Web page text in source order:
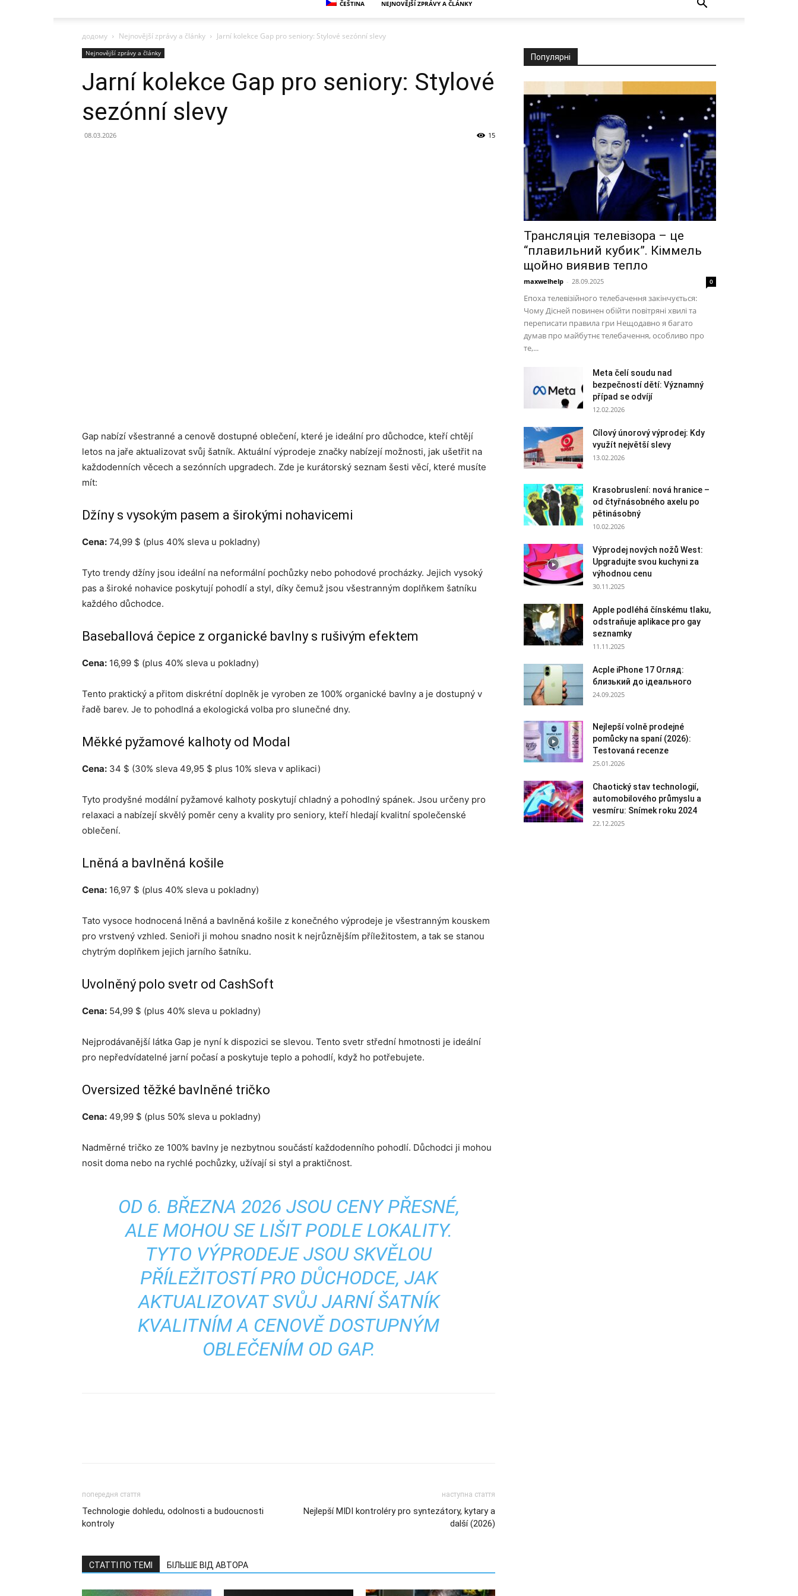
ČEŠTINA NEJNOVĚJŠÍ ZPRÁVY A ČLÁNKY
додому Nejnovější zprávy a články Jarní kolekce Gap pro seniory: Stylové sezónní slevy
Nejnovější zprávy a články
Jarní kolekce Gap pro seniory: Stylové
sezónní slevy
08.03.2026 15
Gap nabízí všestranné a cenově dostupné oblečení, které je ideální pro důchodce, kteří chtějí
letos na jaře aktualizovat svůj šatník. Aktuální výprodeje značky nabízejí možnosti, jak ušetřit na
každodenních věcech a sezónních upgradech. Zde je kurátorský seznam šesti věcí, které musíte
mít:
Džíny s vysokým pasem a širokými nohavicemi
Cena: 74,99 $ (plus 40% sleva u pokladny)
Tyto trendy džíny jsou ideální na neformální pochůzky nebo pohodové procházky. Jejich vysoký
pas a široké nohavice poskytují pohodlí a styl, díky čemuž jsou všestranným doplňkem šatníku
každého důchodce.
Baseballová čepice z organické bavlny s rušivým efektem
Cena: 16,99 $ (plus 40% sleva u pokladny)
Tento praktický a přitom diskrétní doplněk je vyroben ze 100% organické bavlny a je dostupný v
řadě barev. Je to pohodlná a ekologická volba pro slunečné dny.
Měkké pyžamové kalhoty od Modal
Cena: 34 $ (30% sleva 49,95 $ plus 10% sleva v aplikaci)
Tyto prodyšné modální pyžamové kalhoty poskytují chladný a pohodlný spánek. Jsou určeny pro
relaxaci a nabízejí skvělý poměr ceny a kvality pro seniory, kteří hledají kvalitní společenské
oblečení.
Lněná a bavlněná košile
Cena: 16,97 $ (plus 40% sleva u pokladny)
Tato vysoce hodnocená lněná a bavlněná košile z konečného výprodeje je všestranným kouskem
pro vrstvený vzhled. Senioři ji mohou snadno nosit k nejrůznějším příležitostem, a tak se stanou
chytrým doplňkem jejich jarního šatníku.
Uvolněný polo svetr od CashSoft
Cena: 54,99 $ (plus 40% sleva u pokladny)
Nejprodávanější látka Gap je nyní k dispozici se slevou. Tento svetr střední hmotnosti je ideální
pro nepředvídatelné jarní počasí a poskytuje teplo a pohodlí, když ho potřebujete.
Oversized těžké bavlněné tričko
Cena: 49,99 $ (plus 50% sleva u pokladny)
Nadměrné tričko ze 100% bavlny je nezbytnou součástí každodenního pohodlí. Důchodci ji mohou
nosit doma nebo na rychlé pochůzky, užívají si styl a praktičnost.
OD 6. BŘEZNA 2026 JSOU CENY PŘESNÉ,
ALE MOHOU SE LIŠIT PODLE LOKALITY.
TYTO VÝPRODEJE JSOU SKVĚLOU
PŘÍLEŽITOSTÍ PRO DŮCHODCE, JAK
AKTUALIZOVAT SVŮJ JARNÍ ŠATNÍK
KVALITNÍM A CENOVĚ DOSTUPNÝM
OBLEČENÍM OD GAP.
попередня стаття
Technologie dohledu, odolnosti a budoucnosti
kontroly
наступна стаття
Nejlepší MIDI kontroléry pro syntezátory, kytary a
další (2026)
СТАТТІ ПО ТЕМІ БІЛЬШЕ ВІД АВТОРА
Популярні
Трансляція телевізора – це
“плавильний кубик”. Кіммель
щойно виявив тепло
maxwelhelp - 28.09.2025 0
Епоха телевізійного телебачення закінчується:
Чому Дісней повинен обійти повітряні хвилі та
переписати правила гри Нещодавно я багато
думав про майбутнє телебачення, особливо про
те,...
Meta čelí soudu nad
bezpečností dětí: Významný
případ se odvíjí
12.02.2026
Cílový únorový výprodej: Kdy
využít největší slevy
13.02.2026
Krasobruslení: nová hranice –
od čtyřnásobného axelu po
pětinásobný
10.02.2026
Výprodej nových nožů West:
Upgradujte svou kuchyni za
výhodnou cenu
30.11.2025
Apple podléhá čínskému tlaku,
odstraňuje aplikace pro gay
seznamky
11.11.2025
Acple iPhone 17 Огляд:
близький до ідеального
24.09.2025
Nejlepší volně prodejné
pomůcky na spaní (2026):
Testovaná recenze
25.01.2026
Chaotický stav technologií,
automobilového průmyslu a
vesmíru: Snímek roku 2024
22.12.2025